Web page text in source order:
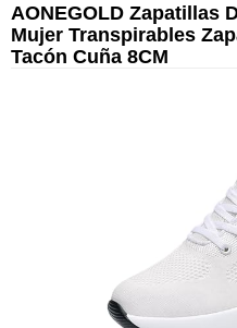
AONEGOLD Zapatillas
Mujer Transpirables
Tacón Cuña 8CM